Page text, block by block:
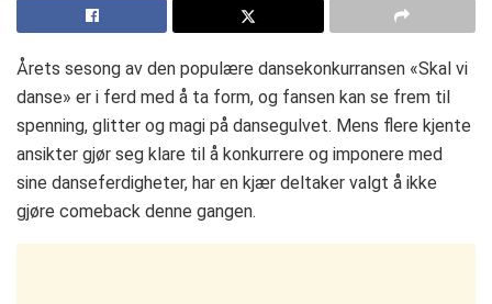
Årets sesong av den populære dansekonkurransen «Skal vi
danse» er i ferd med å ta form, og fansen kan se frem til
spenning, glitter og magi på dansegulvet. Mens flere kjente
ansikter gjør seg klare til å konkurrere og imponere med
sine danseferdigheter, har en kjær deltaker valgt å ikke
gjøre comeback denne gangen.